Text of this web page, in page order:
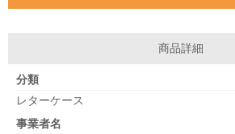
商品詳細
分類
レターケース
事業者名